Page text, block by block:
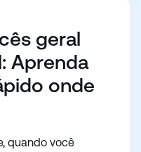
o ideal.geral
Aprenda
onde
quando você